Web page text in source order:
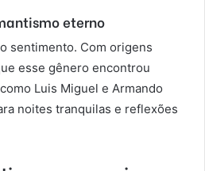
eterno
sentimento. Com origens
esse gênero encontrou
Luis Miguel e Armando
noites tranquilas e reflexões